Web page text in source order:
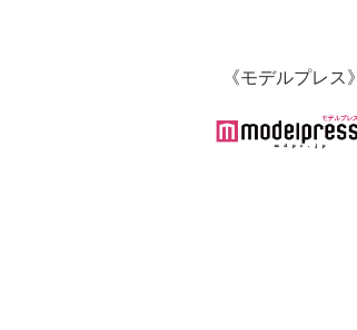
《モデルプレス》